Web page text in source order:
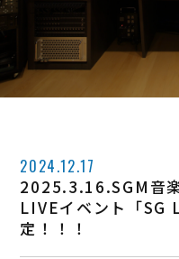
2024.12.17
2025.3.16.SGM音
LIVEイベント「SG
定！！！